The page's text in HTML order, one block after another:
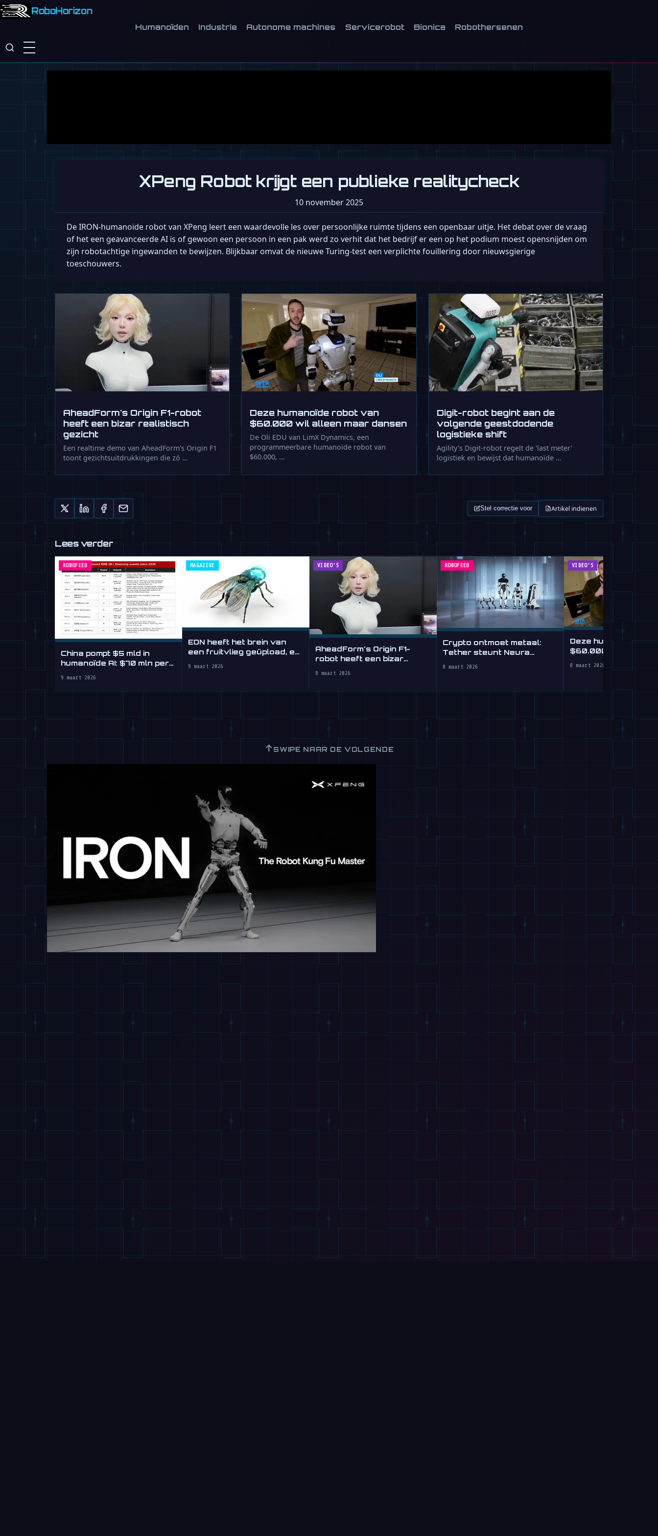
RoboHorizon
Humanoïden Industrie Autonome machines Servicerobot Bionica Robothersenen
XPeng Robot krijgt een publieke realitycheck
10 november 2025
De IRON-humanoïde robot van XPeng leert een waardevolle les over persoonlijke ruimte tijdens een openbaar uitje. Het debat over de vraag
of het een geavanceerde AI is of gewoon een persoon in een pak werd zo verhit dat het bedrijf er een op het podium moest opensnijden om
zijn robotachtige ingewanden te bewijzen. Blijkbaar omvat de nieuwe Turing-test een verplichte fouillering door nieuwsgierige
toeschouwers.
AheadForm's Origin F1-robot
heeft een bizar realistisch
gezicht
Een realtime demo van AheadForm's Origin F1
toont gezichtsuitdrukkingen die zó …
Deze humanoïde robot van
$60.000 wil alleen maar dansen
De Oli EDU van LimX Dynamics, een
programmeerbare humanoïde robot van
$60.000, …
Digit-robot begint aan de
volgende geestdodende
logistieke shift
Agility's Digit-robot regelt de 'last meter'
logistiek en bewijst dat humanoïde …
Stel correctie voor Artikel indienen
Lees verder
ROBOFEED
China pompt $5 mld in
humanoïde AI: $70 mln per
9 maart 2026
MAGAZINE
EON heeft het brein van
een fruitvlieg geüpload, en
9 maart 2026
VIDEO'S
AheadForm's Origin F1-
robot heeft een bizar
8 maart 2026
ROBOFEED
Crypto ontmoet metaal:
Tether steunt Neura
8 maart 2026
VIDEO'S
Deze humanoïde
$60.000 wil alleen
8 maart 2026
↑SWIPE NAAR DE VOLGENDE